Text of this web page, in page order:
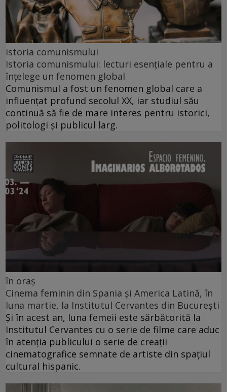
istoria comunismului
Istoria comunismului: lecturi esențiale pentru a
înțelege un fenomen global
Comunismul a fost un fenomen global care a
influențat profund secolul XX, iar studiul său
continuă să fie de mare interes pentru istorici,
politologi și publicul larg.
în oraș
Cinema feminin din Spania și America Latină, în
luna martie, la Institutul Cervantes din București
Și în acest an, luna femeii este sărbătorită la
Institutul Cervantes cu o serie de filme care aduc
în atenția publicului o serie de creații
cinematografice semnate de artiste din spațiul
cultural hispanic.